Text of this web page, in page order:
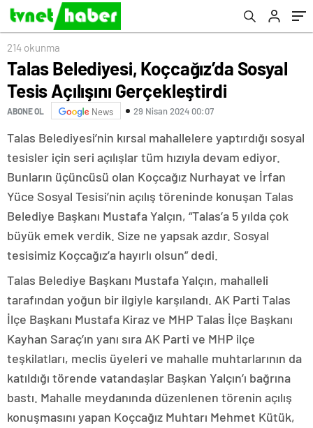
214 okunma
Talas Belediyesi, Koçcağız’da Sosyal
Tesis Açılışını Gerçekleştirdi
ABONE OL News 29 Nisan 2024 00:07
Talas Belediyesi’nin kırsal mahallelere yaptırdığı sosyal
tesisler için seri açılışlar tüm hızıyla devam ediyor.
Bunların üçüncüsü olan Koçcağız Nurhayat ve İrfan
Yüce Sosyal Tesisi’nin açılış töreninde konuşan Talas
Belediye Başkanı Mustafa Yalçın, “Talas’a 5 yılda çok
büyük emek verdik. Size ne yapsak azdır. Sosyal
tesisimiz Koçcağız’a hayırlı olsun” dedi.
Talas Belediye Başkanı Mustafa Yalçın, mahalleli
tarafından yoğun bir ilgiyle karşılandı. AK Parti Talas
İlçe Başkanı Mustafa Kiraz ve MHP Talas İlçe Başkanı
Kayhan Saraç’ın yanı sıra AK Parti ve MHP ilçe
teşkilatları, meclis üyeleri ve mahalle muhtarlarının da
katıldığı törende vatandaşlar Başkan Yalçın’ı bağrına
bastı. Mahalle meydanında düzenlenen törenin açılış
konuşmasını yapan Koçcağız Muhtarı Mehmet Kütük,